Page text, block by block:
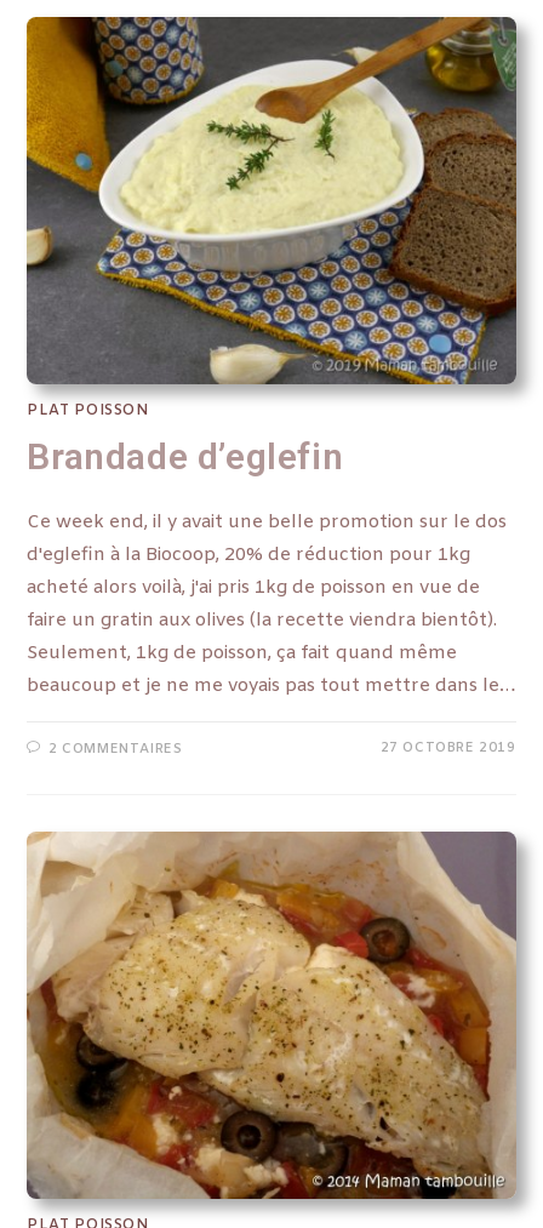
PLAT POISSON
Brandade d’eglefin
Ce week end, il y avait une belle promotion sur le dos
d'eglefin à la Biocoop, 20% de réduction pour 1kg
acheté alors voilà, j'ai pris 1kg de poisson en vue de
faire un gratin aux olives (la recette viendra bientôt).
Seulement, 1kg de poisson, ça fait quand même
beaucoup et je ne me voyais pas tout mettre dans le…
2 COMMENTAIRES 27 OCTOBRE 2019